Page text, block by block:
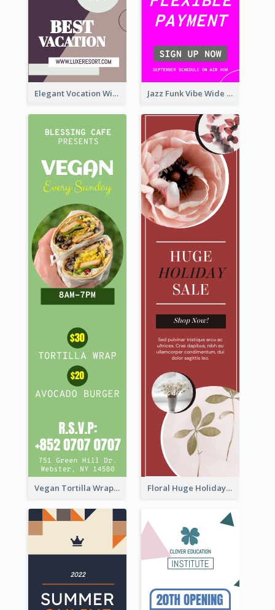
Elegant Vocation Wide Skyscraper Banner Design Jazz Funk Vibe Wide Skyscraper Banner
Vegan Tortilla Wrap Sale Wide Skyscraper Banner Floral Huge Holiday Sale Wide Skyscraper Banner